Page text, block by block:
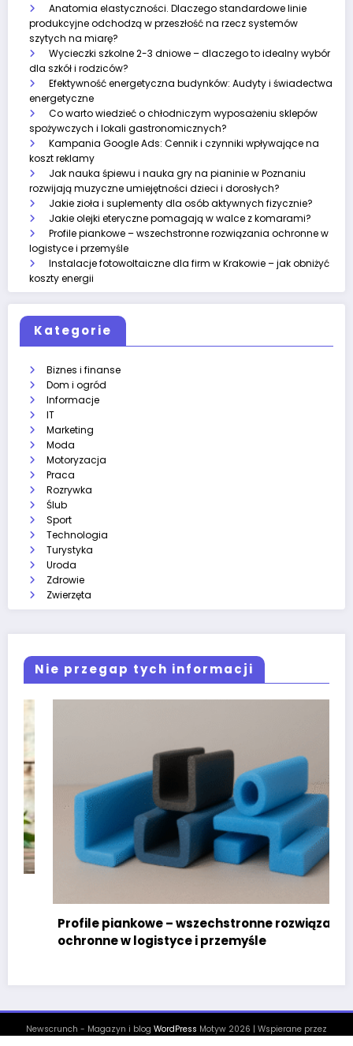
Anatomia elastyczności. Dlaczego standardowe linie
produkcyjne odchodzą w przeszłość na rzecz systemów
szytych na miarę?
Wycieczki szkolne 2-3 dniowe – dlaczego to idealny wybór
dla szkół i rodziców?
Efektywność energetyczna budynków: Audyty i świadectwa
energetyczne
Co warto wiedzieć o chłodniczym wyposażeniu sklepów
spożywczych i lokali gastronomicznych?
Kampania Google Ads: Cennik i czynniki wpływające na
koszt reklamy
Jak nauka śpiewu i nauka gry na pianinie w Poznaniu
rozwijają muzyczne umiejętności dzieci i dorosłych?
Jakie zioła i suplementy dla osób aktywnych fizycznie?
Jakie olejki eteryczne pomagają w walce z komarami?
Profile piankowe – wszechstronne rozwiązania ochronne w
logistyce i przemyśle
Instalacje fotowoltaiczne dla firm w Krakowie – jak obniżyć
koszty energii
Kategorie
Biznes i finanse
Dom i ogród
Informacje
IT
Marketing
Moda
Motoryzacja
Praca
Rozrywka
Ślub
Sport
Technologia
Turystyka
Uroda
Zdrowie
Zwierzęta
Nie przegap tych informacji
Profile piankowe – wszechstronne rozwiązania
ochronne w logistyce i przemyśle
Newscrunch - Magazyn i blog WordPress Motyw 2026 | Wspierane przez